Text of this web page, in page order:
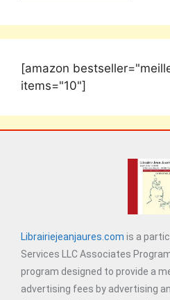
[amazon
items="10"]
Librairiejeanjaures.com is a
Services LLC Associates
program designed to provide a
advertising fees by advertising